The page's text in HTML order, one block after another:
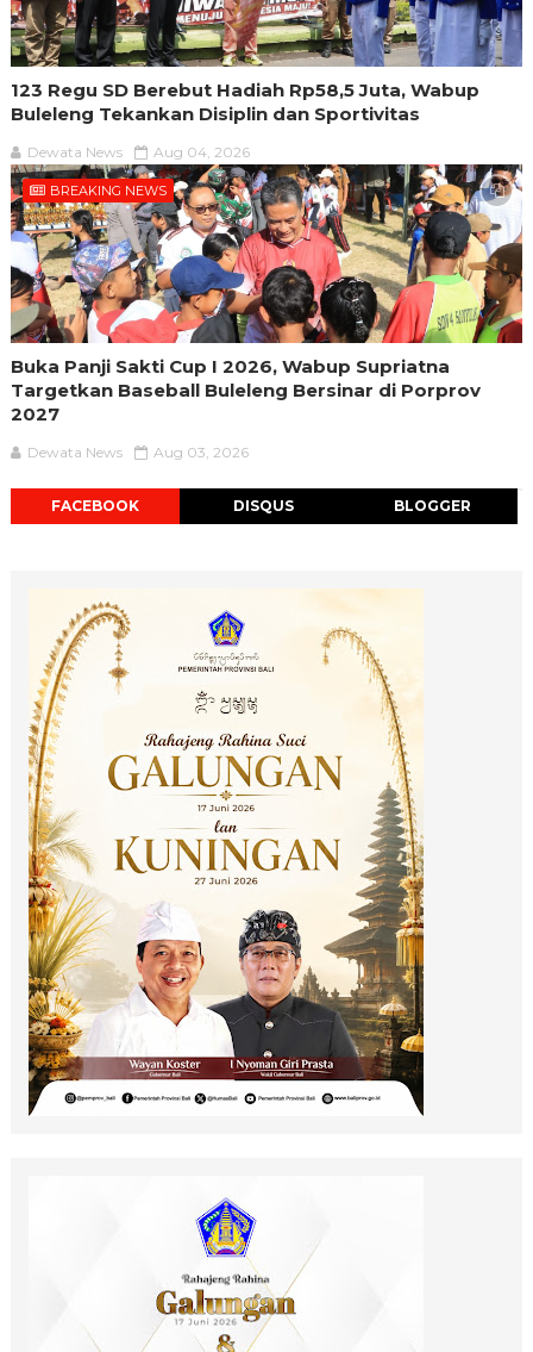
123 Regu SD Berebut Hadiah Rp58,5 Juta, Wabup
Buleleng Tekankan Disiplin dan Sportivitas
Dewata News Aug 04, 2026
BREAKING NEWS
Buka Panji Sakti Cup I 2026, Wabup Supriatna
Targetkan Baseball Buleleng Bersinar di Porprov
2027
Dewata News Aug 03, 2026
FACEBOOK DISQUS BLOGGER